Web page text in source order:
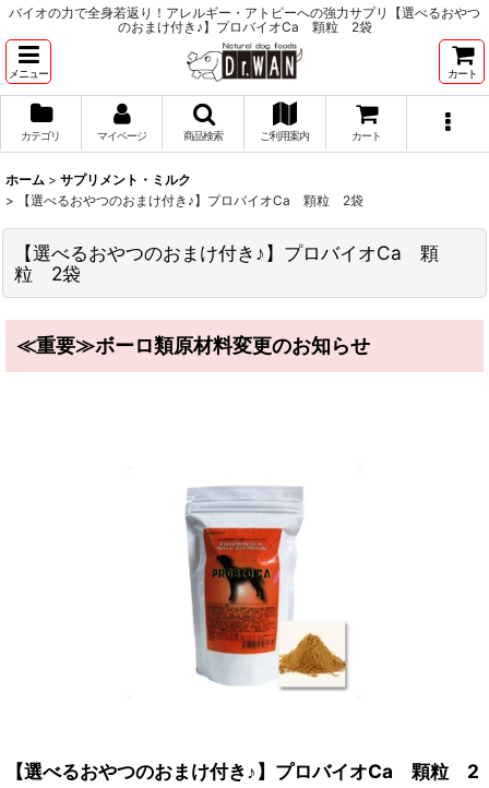
バイオの力で全身若返り！アレルギー・アトピーへの強力サプリ【選べるおやつ
のおまけ付き♪】プロバイオCa 顆粒 2袋
メニュー カート
カテゴリ マイページ 商品検索 ご利用案内 カート
ホーム > サプリメント・ミルク
>
【選べるおやつのおまけ付き♪】プロバイオCa 顆粒 2袋
【選べるおやつのおまけ付き♪】プロバイオCa 顆
粒 2袋
≪重要≫ボーロ類原材料変更のお知らせ
【選べるおやつのおまけ付き♪】プロバイオCa 顆粒 2